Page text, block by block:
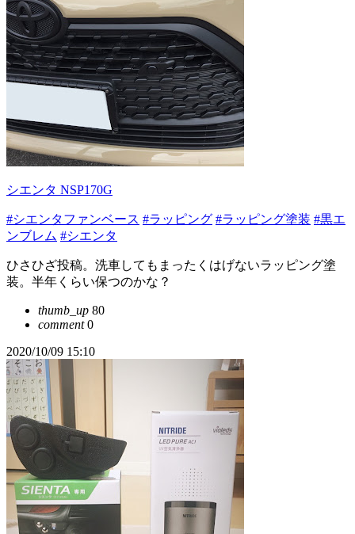
シエンタ NSP170G
#シエンタファンベース #ラッピング #ラッピング塗装 #黒エ
ンブレム #シエンタ
ひさひざ投稿。洗車してもまったくはげないラッピング塗
装。半年くらい保つのかな？
thumb_up 80
comment0
2020/10/09 15:10